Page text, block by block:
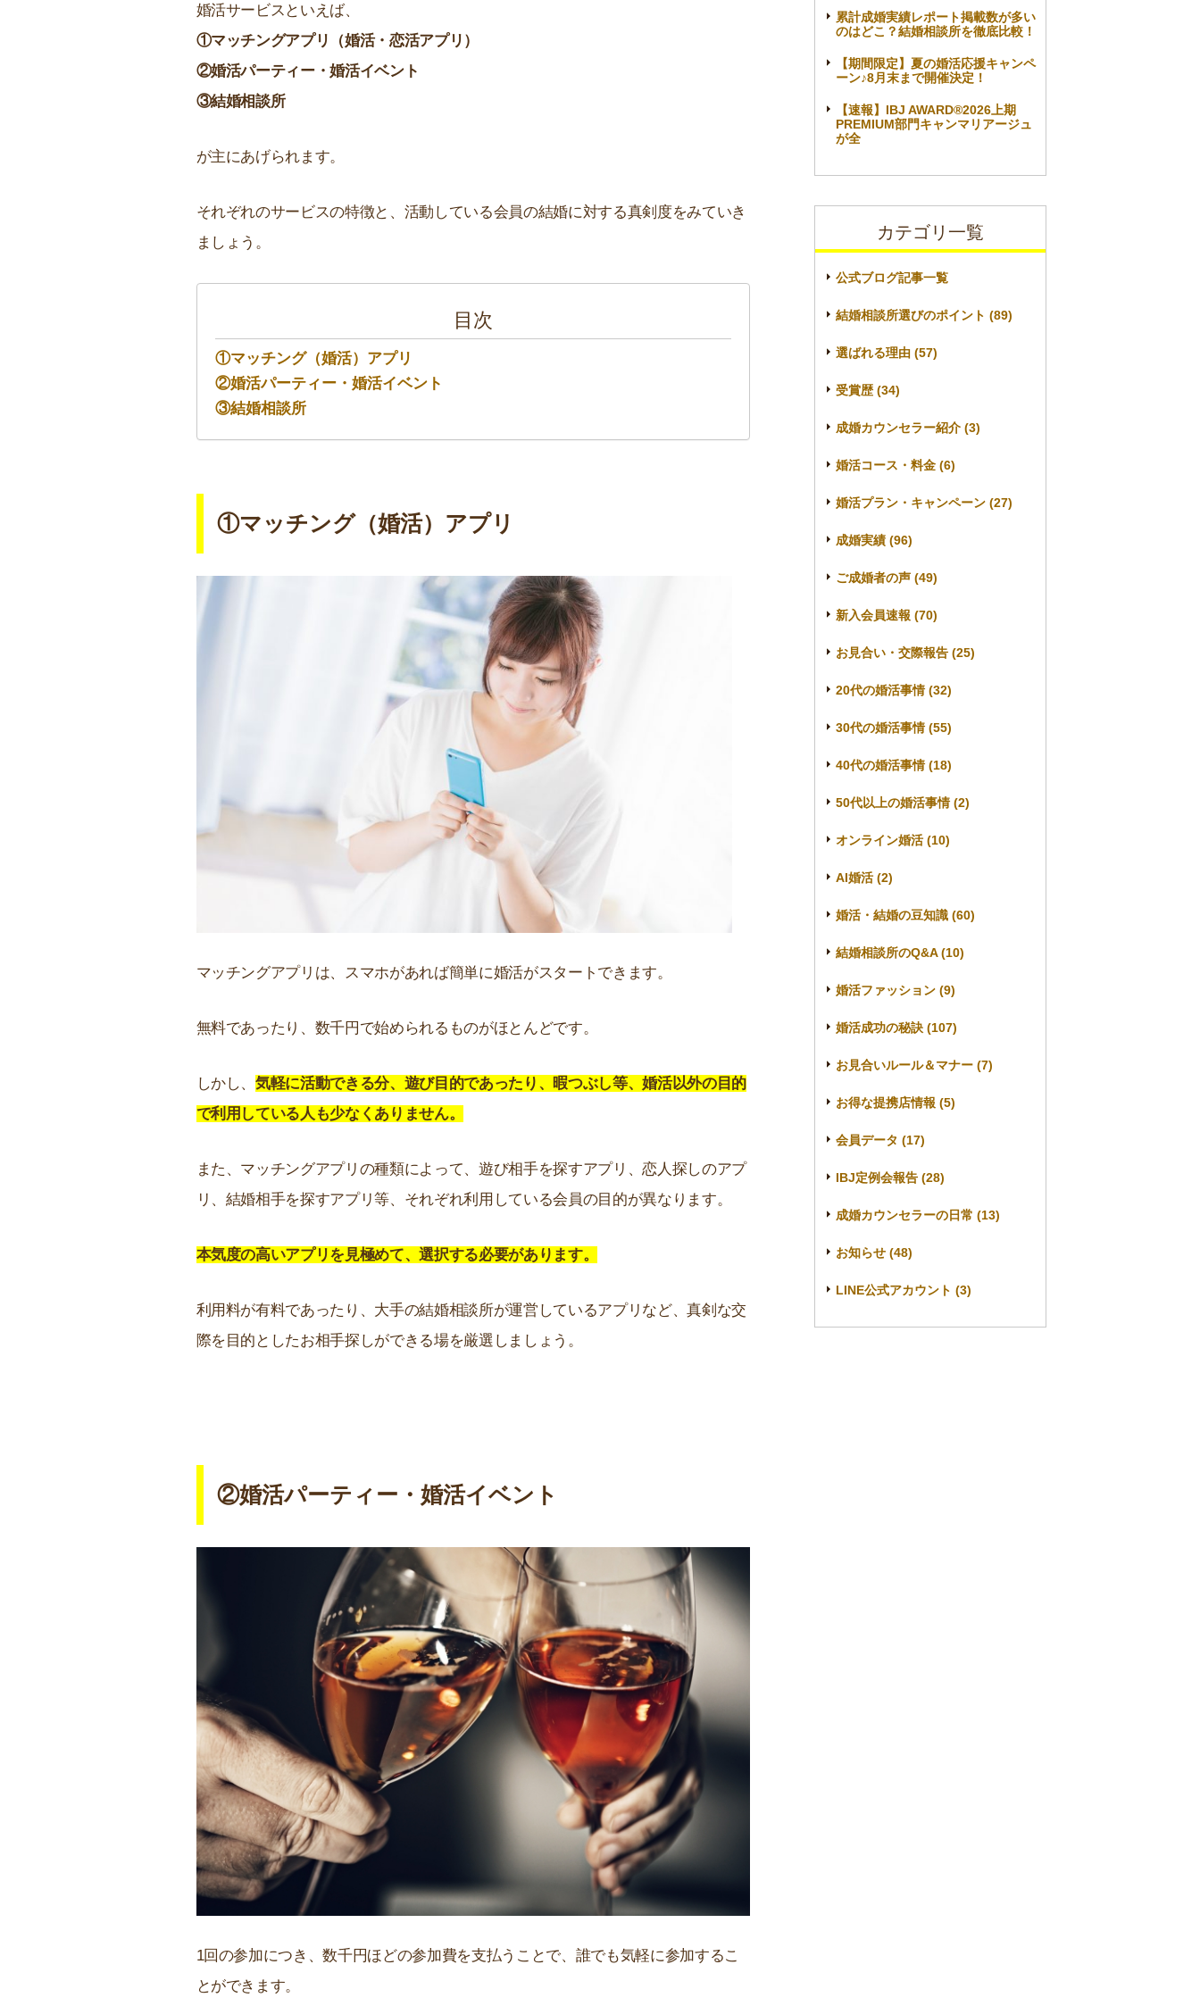
婚活サービスといえば、
①マッチングアプリ（婚活・恋活アプリ）
②婚活パーティー・婚活イベント
③結婚相談所
が主にあげられます。
それぞれのサービスの特徴と、活動している会員の結婚に対する真剣度をみていき
ましょう。
目次
①マッチング（婚活）アプリ
②婚活パーティー・婚活イベント
③結婚相談所
①マッチング（婚活）アプリ
マッチングアプリは、スマホがあれば簡単に婚活がスタートできます。
無料であったり、数千円で始められるものがほとんどです。
しかし、気軽に活動できる分、遊び目的であったり、暇つぶし等、婚活以外の目的
で利用している人も少なくありません。
また、マッチングアプリの種類によって、遊び相手を探すアプリ、恋人探しのアプ
リ、結婚相手を探すアプリ等、それぞれ利用している会員の目的が異なります。
本気度の高いアプリを見極めて、選択する必要があります。
利用料が有料であったり、大手の結婚相談所が運営しているアプリなど、真剣な交
際を目的としたお相手探しができる場を厳選しましょう。
②婚活パーティー・婚活イベント
1回の参加につき、数千円ほどの参加費を支払うことで、誰でも気軽に参加するこ
とができます。
累計成婚実績レポート掲載数が多い
のはどこ？結婚相談所を徹底比較！
【期間限定】夏の婚活応援キャンペ
ーン♪8月末まで開催決定！
【速報】IBJ AWARD®2026上期
PREMIUM部門キャンマリアージュ
が全
カテゴリ一覧
公式ブログ記事一覧
結婚相談所選びのポイント (89)
選ばれる理由 (57)
受賞歴 (34)
成婚カウンセラー紹介 (3)
婚活コース・料金 (6)
婚活プラン・キャンペーン (27)
成婚実績 (96)
ご成婚者の声 (49)
新入会員速報 (70)
お見合い・交際報告 (25)
20代の婚活事情 (32)
30代の婚活事情 (55)
40代の婚活事情 (18)
50代以上の婚活事情 (2)
オンライン婚活 (10)
AI婚活 (2)
婚活・結婚の豆知識 (60)
結婚相談所のQ&A (10)
婚活ファッション (9)
婚活成功の秘訣 (107)
お見合いルール＆マナー (7)
お得な提携店情報 (5)
会員データ (17)
IBJ定例会報告 (28)
成婚カウンセラーの日常 (13)
お知らせ (48)
LINE公式アカウント (3)